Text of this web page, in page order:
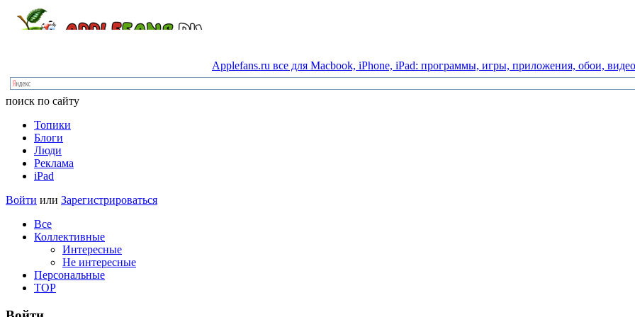
Applefans.ru все для Macbook, iPhone, iPad: программы, игры, приложения, обои, видео
поиск по сайту
Топики
Блоги
Люди
Реклама
iPad
Войти или Зарегистрироваться
Все
Коллективные
Интересные
Не интересные
Персональные
TOP